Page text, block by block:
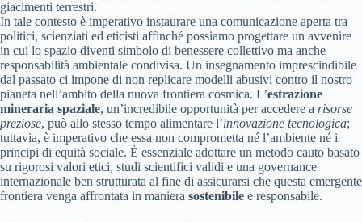
giacimenti terrestri.
In tale contesto è imperativo instaurare una comunicazione aperta tra
politici, scienziati ed eticisti affinché possiamo progettare un avvenire
in cui lo spazio diventi simbolo di benessere collettivo ma anche
responsabilità ambientale condivisa. Un insegnamento imprescindibile
dal passato ci impone di non replicare modelli abusivi contro il nostro
pianeta nell’ambito della nuova frontiera cosmica. L’estrazione
mineraria spaziale, un’incredibile opportunità per accedere a risorse
preziose, può allo stesso tempo alimentare l’innovazione tecnologica;
tuttavia, è imperativo che essa non comprometta né l’ambiente né i
principi di equità sociale. È essenziale adottare un metodo cauto basato
su rigorosi valori etici, studi scientifici validi e una governance
internazionale ben strutturata al fine di assicurarsi che questa emergente
frontiera venga affrontata in maniera sostenibile e responsabile.